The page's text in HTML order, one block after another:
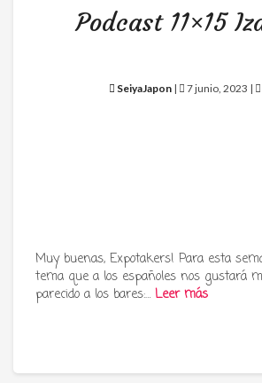
Podcast 11×15
SeiyaJapon | 7 junio, 2023 |
Muy buenas, Expotakers! Para esta
tema que a los españoles nos gustará
parecido a los bares:… Leer más